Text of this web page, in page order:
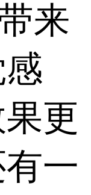
来
更
一